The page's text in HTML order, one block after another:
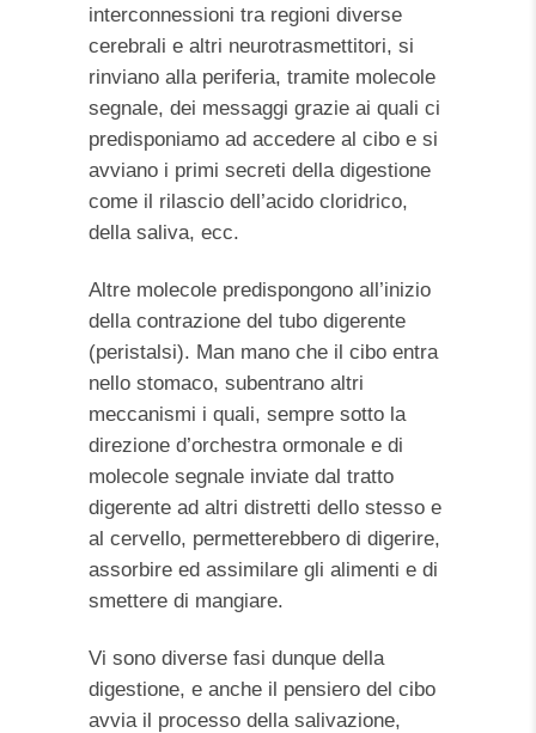
interconnessioni tra regioni diverse
cerebrali e altri neurotrasmettitori, si
rinviano alla periferia, tramite molecole
segnale, dei messaggi grazie ai quali ci
predisponiamo ad accedere al cibo e si
avviano i primi secreti della digestione
come il rilascio dell’acido cloridrico,
della saliva, ecc.
Altre molecole predispongono all’inizio
della contrazione del tubo digerente
(peristalsi). Man mano che il cibo entra
nello stomaco, subentrano altri
meccanismi i quali, sempre sotto la
direzione d’orchestra ormonale e di
molecole segnale inviate dal tratto
digerente ad altri distretti dello stesso e
al cervello, permetterebbero di digerire,
assorbire ed assimilare gli alimenti e di
smettere di mangiare.
Vi sono diverse fasi dunque della
digestione, e anche il pensiero del cibo
avvia il processo della salivazione,